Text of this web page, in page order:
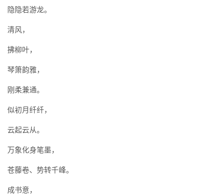
隐隐若游龙。
清风，
拂柳叶，
琴箫韵雅，
刚柔兼通。
似初月纤纤，
云起云从。
万象化身笔墨，
苍藤卷、势转千峰。
成书意，